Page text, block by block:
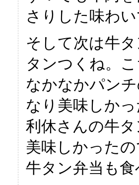
さりした味わ
そして次は牛
タンつくね。
なかなかパン
なり美味しか
利休さんの牛
美味しかった
牛タン弁当も